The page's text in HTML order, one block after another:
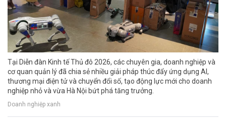
Tại Diễn đàn Kinh tế Thủ đô 2026, các chuyên gia, doanh nghiệp và
cơ quan quản lý đã chia sẻ nhiều giải pháp thúc đẩy ứng dụng AI,
thương mại điện tử và chuyển đổi số, tạo động lực mới cho doanh
nghiệp nhỏ và vừa Hà Nội bứt phá tăng trưởng.
Doanh nghiệp xanh